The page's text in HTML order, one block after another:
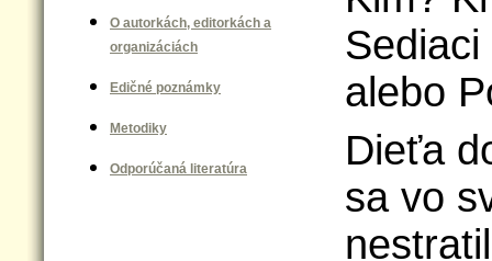
O autorkách, editorkách a
organizáciách
Edičné poznámky
Metodiky
Odporúčaná literatúra
alebo
Dieťa
sa vo